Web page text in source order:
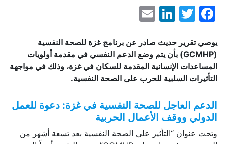
Facebook
Twitter
LinkedIn
يوصي تقرير حديث صادر عن برنامج غزة للصحة النفسية
(
GCMHP) بأن يتم وضع الدعم النفسي في مقدمة أولويات
المساعدات الإنسانية المقدمة للسكان في غزة، وذلك في مواجهة
التأثيرات السلبية للحرب على الصحة النفسية.
الدعم العاجل للصحة النفسية في غزة: دعوة للعمل
الدولي ووقف الأعمال الحربية
وتحت عنوان “التأثير على الصحة النفسية بعد تسعة أشهر من